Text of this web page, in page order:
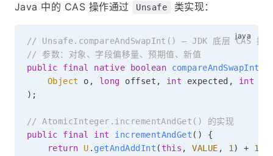
Java 中的 CAS 操作通过 Unsafe 类实现：
// Unsafe.compareAndSwapInt() — JDK 底层 CAS 操
// 参数：对象、字段偏移量、预期值、新值
public
final native boolean compareAndSwapInt
Object
o , long offset , int expected , int
) ;
// AtomicInteger.incrementAndGet() 的实现
public
final int incrementAndGet ( )
{
return
U . getAndAddInt ( this , VALUE , 1) + 1